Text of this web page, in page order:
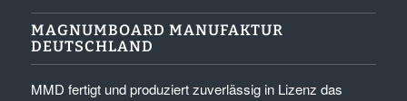
MAGNUMBOARD MANUFAKTUR
DEUTSCHLAND
MMD fertigt und produziert zuverlässig in Lizenz das